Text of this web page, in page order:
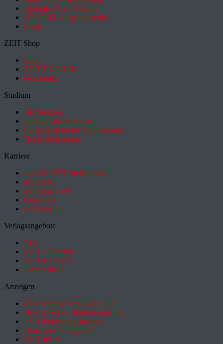
Aktuelle ZEIT-Ausgabe
DIE ZEIT Ausgabenarchiv
Spiele
ZEIT Shop
Shop
ZEIT BÜCHER
Geschenke
Studium
HeyStudium
Studium-Interessentest
Suchmaschine für Studiengänge
Hochschulranking
Karriere
Jobs im ZEIT Stellenmarkt
academics
academics.com
GoodJobs
e-fellows.net
Verlagsangebote
Abo
ZEIT Akademie
ZEIT REISEN
Partnersuche
Anzeigen
Most Wanted Employer 2026
How it works: Studium und Job
ZEIT Forschungskosmos
Deutsches Schulportal
ZEIT für X